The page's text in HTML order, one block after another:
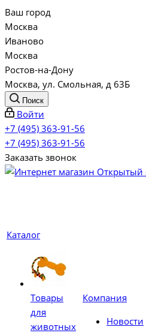
Ваш город
Москва
Иваново
Москва
Ростов-на-Дону
Москва, ул. Смольная, д 63Б
Поиск
Войти
+7 (495) 363-91-56
+7 (495) 363-91-56
Заказать звонок
Каталог
Товары
для
животных
Компания
Новости